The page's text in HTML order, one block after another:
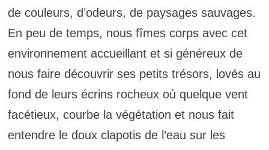
de couleurs, d’odeurs, de paysages sauvages.
En peu de temps, nous fîmes corps avec cet
environnement accueillant et si généreux de
nous faire découvrir ses petits trésors, lovés au
fond de leurs écrins rocheux où quelque vent
facétieux, courbe la végétation et nous fait
entendre le doux clapotis de l’eau sur les